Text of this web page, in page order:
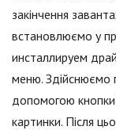
закінчення
встановлюємо у
инсталлируем
меню. Здійснюємо
допомогою кнопки
картинки. Після